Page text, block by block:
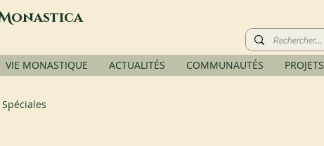
onastica
VIE MONASTIQUE ACTUALITÉS COMMUNAUTÉS PROJETS
Spéciales